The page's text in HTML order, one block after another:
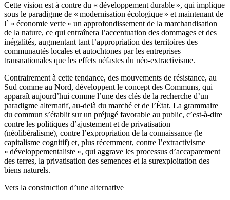
Cette vision est à contre du « développement durable », qui implique
sous le paradigme de « modernisation écologique » et maintenant de
l` « économie verte » un approfondissement de la marchandisation
de la nature, ce qui entraînera l’accentuation des dommages et des
inégalités, augmentant tant l’appropriation des territoires des
communautés locales et autochtones par les entreprises
transnationales que les effets néfastes du néo-extractivisme.
Contrairement à cette tendance, des mouvements de résistance, au
Sud comme au Nord, développent le concept des Communs, qui
apparaît aujourd’hui comme l’une des clés de la recherche d’un
paradigme alternatif, au-delà du marché et de l’État. La grammaire
du commun s’établit sur un préjugé favorable au public, c’est-à-dire
contre les politiques d’ajustement et de privatisation
(néolibéralisme), contre l’expropriation de la connaissance (le
capitalisme cognitif) et, plus récemment, contre l’extractivisme
« développementaliste », qui aggrave les processus d’accaparement
des terres, la privatisation des semences et la surexploitation des
biens naturels.
Vers la construction d’une alternative